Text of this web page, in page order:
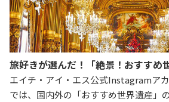
旅好きが選んだ！「絶景！おすすめ
エイチ・アイ・エス公式Instagramア
では、国内外の「おすすめ世界遺産」